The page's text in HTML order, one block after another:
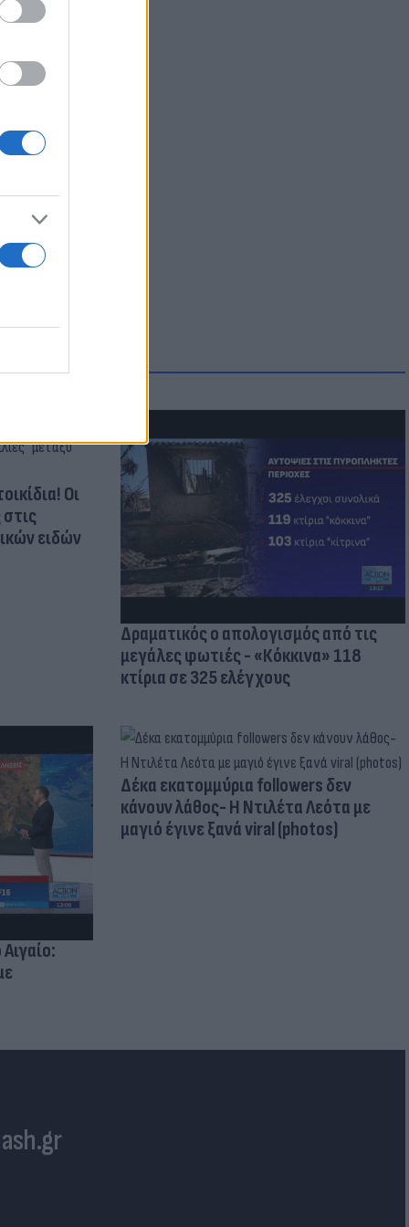
Οι
ειδών
Δραματικός ο απολογισμός από τις
μεγάλες φωτιές - «Κόκκινα» 118
κτίρια σε 325 ελέγχους
Δέκα εκατομμύρια followers δεν
κάνουν λάθος- Η Ντιλέτα Λεότα με
μαγιό έγινε ξανά viral (photos)